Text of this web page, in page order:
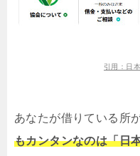
引用：日
あなたが借りている所
もカンタンなのは「日